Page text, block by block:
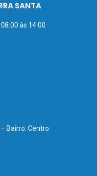
SANTA
às 14:00
Bairro: Centro